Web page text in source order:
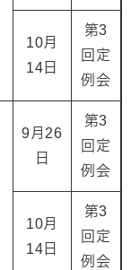
10月
14日
第3
回定
例会
9月26
日
第3
回定
例会
10月
14日
第3
回定
例会